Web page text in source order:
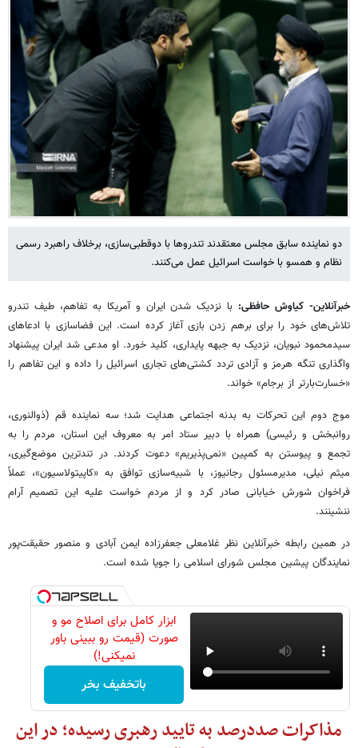
دو نماینده سابق مجلس معتقدند تندروها با دوقطبی‌سازی، برخلاف راهبرد رسمی
نظام و همسو با خواست اسرائیل عمل می‌کنند.
خبرآنلاین- کیاوش حافظی: با نزدیک شدن ایران و آمریکا به تفاهم، طیف تندرو
تلاش‌های خود را برای برهم زدن بازی آغاز کرده است. این فضاسازی با ادعاهای
سیدمحمود نبویان، نزدیک به جبهه پایداری، کلید خورد. او مدعی شد ایران پیشنهاد
واگذاری تنگه هرمز و آزادی تردد کشتی‌های تجاری اسرائیل را داده و این تفاهم را
«خسارت‌بارتر از برجام» خواند.
موج دوم این تحرکات به بدنه اجتماعی هدایت شد؛ سه نماینده قم (ذوالنوری،
روانبخش و رئیسی) همراه با دبیر ستاد امر به معروف این استان، مردم را به
تجمع و پیوستن به کمپین «نمی‌پذیریم» دعوت کردند. در تندترین موضع‌گیری،
میثم نیلی، مدیرمسئول رجانیوز، با شبیه‌سازی توافق به «کاپیتولاسیون»، عملاً
فراخوان شورش خیابانی صادر کرد و از مردم خواست علیه این تصمیم آرام
ننشینند.
در همین رابطه خبرآنلاین نظر غلامعلی جعفرزاده ایمن آبادی و منصور حقیقت‌پور
نمایندگان پیشین مجلس شورای اسلامی را جویا شده است.
ابزار کامل برای اصلاح مو و
صورت (قیمت رو ببینی باور
نمیکنی!)
باتخفیف بخر
مذاکرات صددرصد به تایید رهبری رسیده؛ در این